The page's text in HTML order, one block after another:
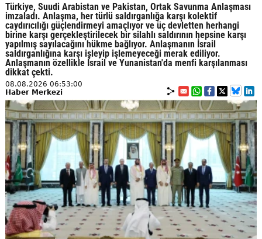
Türkiye, Suudi Arabistan ve Pakistan, Ortak Savunma Anlaşması
imzaladı. Anlaşma, her türlü saldırganlığa karşı kolektif
caydırıcılığı güçlendirmeyi amaçlıyor ve üç devletten herhangi
birine karşı gerçekleştirilecek bir silahlı saldırının hepsine karşı
yapılmış sayılacağını hükme bağlıyor. Anlaşmanın İsrail
saldırganlığına karşı işleyip işlemeyeceği merak ediliyor.
Anlaşmanın özellikle İsrail ve Yunanistan'da menfi karşılanması
dikkat çekti.
08.08.2026 06:53:00
Haber Merkezi